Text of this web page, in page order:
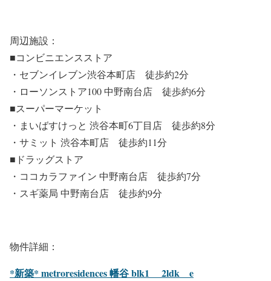
周辺施設：
■コンビニエンスストア
・セブンイレブン渋谷本町店 徒歩約2分
・ローソンストア100 中野南台店 徒歩約6分
■スーパーマーケット
・まいばすけっと 渋谷本町6丁目店 徒歩約8分
・サミット 渋谷本町店 徒歩約11分
■ドラッグストア
・ココカラファイン 中野南台店 徒歩約7分
・スギ薬局 中野南台店 徒歩約9分
物件詳細：
*新築* metroresidences 幡谷 blk1 2ldk e